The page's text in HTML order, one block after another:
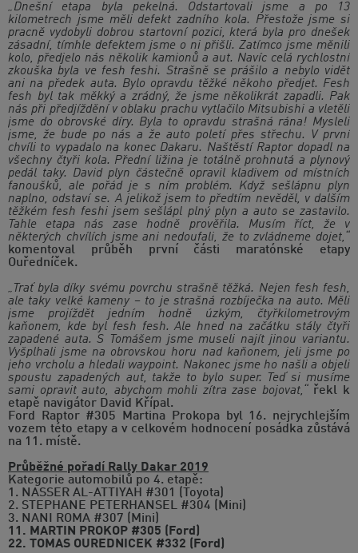
„Dnešní etapa byla pekelná. Odstartovali jsme a po 13
kilometrech jsme měli defekt zadního kola. Přestože jsme si
pracně vydobyli dobrou startovní pozici, která byla pro dnešek
zásadní, tímhle defektem jsme o ni přišli. Zatímco jsme měnili
kolo, předjelo nás několik kamionů a aut. Navíc celá rychlostní
zkouška byla ve fesh feshi. Strašně se prášilo a nebylo vidět
ani na předek auta. Bylo opravdu těžké někoho předjet. Fesh
fesh byl tak měkký a zrádný, že jsme několikrát zapadli. Pak
nás při předjíždění v oblaku prachu vytlačilo Mitsubishi a vletěli
jsme do obrovské díry. Byla to opravdu strašná rána! Mysleli
jsme, že bude po nás a že auto poletí přes střechu. V první
chvíli to vypadalo na konec Dakaru. Naštěstí Raptor dopadl na
všechny čtyři kola. Přední ližina je totálně prohnutá a plynový
pedál taky. David plyn částečně opravil kladivem od místních
fanoušků, ale pořád je s ním problém. Když sešlápnu plyn
naplno, odstaví se. A jelikož jsem to předtím nevěděl, v dalším
těžkém fesh feshi jsem sešlápl plný plyn a auto se zastavilo.
Tahle etapa nás zase hodně prověřila. Musím říct, že v
některých chvílích jsme ani nedoufali, že to zvládneme dojet,“
komentoval průběh první části maratónské etapy
Ouředníček.
„Trať byla díky svému povrchu strašně těžká. Nejen fesh fesh,
ale taky velké kameny – to je strašná rozbíječka na auto. Měli
jsme projíždět jedním hodně úzkým, čtyřkilometrovým
kaňonem, kde byl fesh fesh. Ale hned na začátku stály čtyři
zapadené auta. S Tomášem jsme museli najít jinou variantu.
Vyšplhali jsme na obrovskou horu nad kaňonem, jeli jsme po
jeho vrcholu a hledali waypoint. Nakonec jsme ho našli a objeli
spoustu zapadených aut, takže to bylo super. Teď si musíme
sami opravit auto, abychom mohli zítra zase bojovat,“
řekl k
etapě navigátor David Křípal.
Ford Raptor #305 Martina Prokopa byl 16. nejrychlejším
vozem této etapy a v celkovém hodnocení posádka zůstává
na 11. místě.
Průběžné pořadí Rally Dakar 2019
Kategorie automobilů po 4. etapě:
1. NASSER AL-ATTIYAH #301 (Toyota)
2. STEPHANE PETERHANSEL #304 (Mini)
3. NANI ROMA #307 (Mini)
11. MARTIN PROKOP #305 (Ford)
22. TOMAS OUREDNICEK #332 (Ford)